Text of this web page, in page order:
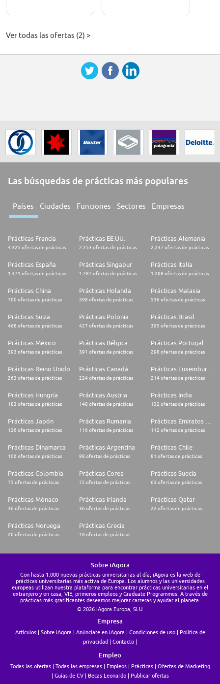
Ver todas las ofertas (2) >
Las búsquedas de prácticas más populares
Países Ciudades Funciones Sectores Empresas
Prácticas Francia
4.325 ofertas de prácticas
Prácticas EE.UU.
2.253 ofertas de prácticas
Prácticas Alemania
2.237 ofertas de prácticas
Prácticas España
1.471 ofertas de prácticas
Prácticas Singapur
1.287 ofertas de prácticas
Prácticas Italia
1.208 ofertas de prácticas
Prácticas China
700 ofertas de prácticas
Prácticas Holanda
598 ofertas de prácticas
Prácticas Malasia
536 ofertas de prácticas
Prácticas Suiza
468 ofertas de prácticas
Prácticas Polonia
427 ofertas de prácticas
Prácticas Brasil
395 ofertas de prácticas
Prácticas México
393 ofertas de prácticas
Prácticas Bélgica
391 ofertas de prácticas
Prácticas Portugal
298 ofertas de prácticas
Prácticas Reino Unido
263 ofertas de prácticas
Prácticas Canadá
224 ofertas de prácticas
Prácticas Luxemburgo
214 ofertas de prácticas
Prácticas Hungría
183 ofertas de prácticas
Prácticas Austria
148 ofertas de prácticas
Prácticas India
132 ofertas de prácticas
Prácticas Japón
126 ofertas de prácticas
Prácticas Rumania
116 ofertas de prácticas 112 ofertas de prácticas
Prácticas Dinamarca
106 ofertas de prácticas
Prácticas Argentina
98 ofertas de prácticas
Prácticas Chile
81 ofertas de prácticas
Prácticas Colombia
75 ofertas de prácticas
Prácticas Corea
72 ofertas de prácticas
Prácticas Suecia
63 ofertas de prácticas
Prácticas Mónaco
36 ofertas de prácticas
Prácticas Irlanda
36 ofertas de prácticas
Prácticas Qatar
22 ofertas de prácticas
Prácticas Noruega
20 ofertas de prácticas
Prácticas Grecia
18 ofertas de prácticas
Sobre iAgora
Con hasta 1.000 nuevas prácticas universitarias al día, iAgora es la web de
prácticas universitarias más activa de Europa. Los alumnos y las universidades
europeas utilizan nuestra plataforma para encontrar prácticas universitarias en el
extranjero y en casa, VIE, primeros empleos y Graduate Programmes. A través de
prácticas más gratificantes deseamos mejorar carreras y ayudar al planeta.
© 2026 iAgora Europa, SLU
Empresa
Artículos Sobre iAgora Anúnciate en iAgora Condiciones de uso
Política de
privacidad
Contacto
Empleo
Todas las ofertas Todas las empresas Empleos Prácticas
Ofertas de Marketing
Guías de CV
Becas Leonardo Publicar ofertas